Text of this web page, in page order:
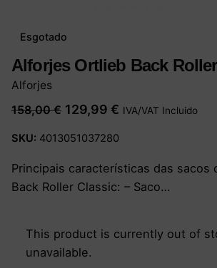
Esgotado
Alforjes Ortlieb Back
Alforjes
158,00€ O
original
era:
158,00 €.
129,99 € O
é:
129,99 €.
IVA/VAT Incluido
SKU: 4013051037280
Principais características das sacos
Back Roller Classic: – Saco…
This product is currently out of
unavailable.